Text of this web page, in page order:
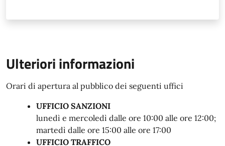
Ulteriori informazioni
Orari di apertura al pubblico dei seguenti uffici
UFFICIO SANZIONI
lunedì e mercoledì dalle ore 10:00 alle ore 12:00;
martedì dalle ore 15:00 alle ore 17:00
UFFICIO TRAFFICO